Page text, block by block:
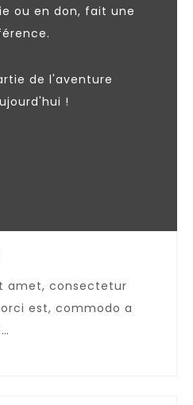
ou en don, fait une
de l'aventure
!
amet, consectetur
est, commodo a